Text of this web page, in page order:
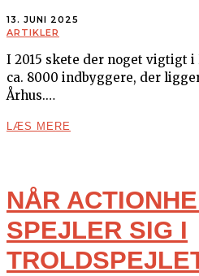
13. JUNI 2025
ARTIKLER
I 2015 skete der noget vigtigt
ca. 8000 indbyggere, der
Århus.…
LÆS MERE
NÅR
SPEJLER SIG I